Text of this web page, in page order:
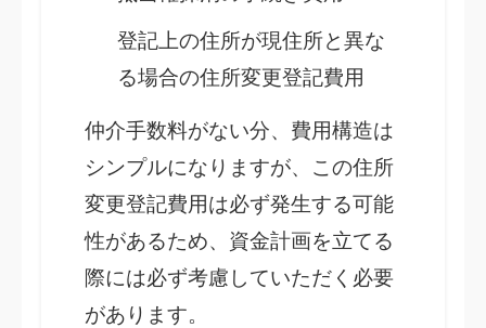
登記上の住所が現住所と異な
る場合の住所変更登記費用
仲介手数料がない分、費用構造は
シンプルになりますが、この住所
変更登記費用は必ず発生する可能
性があるため、資金計画を立てる
際には必ず考慮していただく必要
があります。